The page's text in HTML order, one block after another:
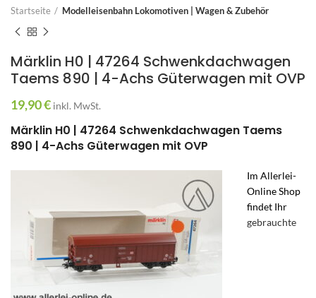
Startseite Modelleisenbahn Lokomotiven | Wagen & Zubehör
Märklin H0 | 47264 Schwenkdachwagen
Taems 890 | 4-Achs Güterwagen mit OVP
19,90€ inkl. MwSt.
Märklin H0 | 47264 Schwenkdachwagen Taems
890 | 4-Achs Güterwagen mit OVP
Im Allerlei-
Online Shop
findet Ihr
gebrauchte